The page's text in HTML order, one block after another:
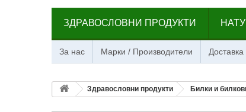
ЗДРАВОСЛОВНИ ПРОДУКТИ
За нас Марки / Производители
Здравословни продукти Билки и